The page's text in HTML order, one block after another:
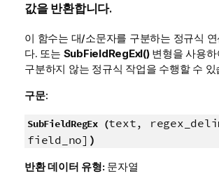
값을 반환합니다.
이 함수는 대/소문자를 구분하는 정규식
다. 또는 SubFieldRegExI()변형을 사용
구분하지 않는 정규식 작업을 수행할 수 있
구문:
SubFieldRegEx (text,
field_no] )
반환 데이터 유형: 문자열